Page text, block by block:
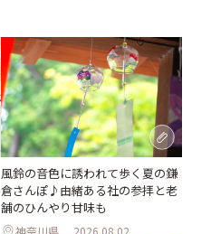
風鈴の音色に誘われて歩く夏の鎌
倉さんぽ♪由緒ある社の参拝と老
舗のひんやり甘味も
神奈川県 2026.08.02